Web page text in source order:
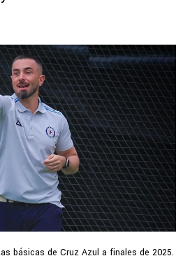
básicas de Cruz Azul a finales de 2025.